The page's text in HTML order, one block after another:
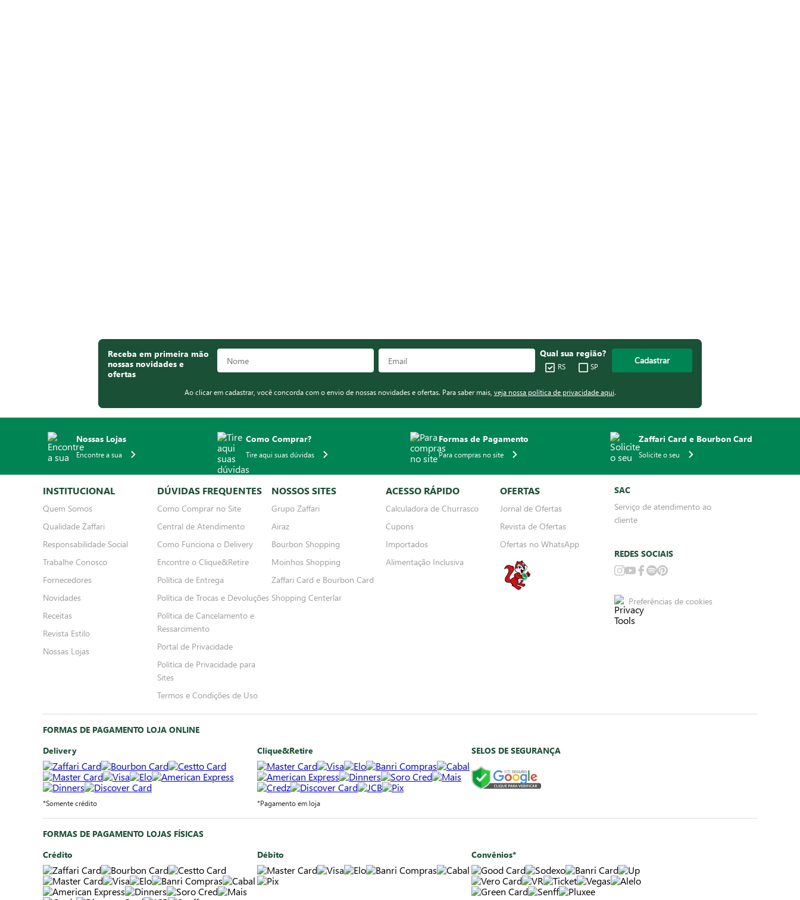
Receba em primeira mão
nossas novidades e
ofertas
Qual sua região?
RS SP
Cadastrar
Ao clicar em cadastrar, você concorda com o envio de nossas novidades e ofertas. Para saber mais, veja nossa política de privacidade aqui.
Nossas Lojas
Encontre a sua
Como Comprar?
Tire aqui suas dúvidas
Formas de Pagamento
Para compras no site
Zaffari Card e Bourbon Card
Solicite o seu
INSTITUCIONAL
Quem Somos
Qualidade Zaffari
Responsabilidade Social
Trabalhe Conosco
Fornecedores
Novidades
Receitas
Revista Estilo
Nossas Lojas
DÚVIDAS FREQUENTES
Como Comprar no Site
Central de Atendimento
Como Funciona o Delivery
Encontre o Clique&Retire
Política de Entrega
Política de Trocas e Devoluções
Política de Cancelamento e
Ressarcimento
Portal de Privacidade
Política de Privacidade para
Sites
Termos e Condições de Uso
NOSSOS SITES
Grupo Zaffari
Airaz
Bourbon Shopping
Moinhos Shopping
Zaffari Card e Bourbon Card
Shopping Centerlar
ACESSO RÁPIDO
Calculadora de Churrasco
Cupons
Importados
Alimentação Inclusiva
OFERTAS
Jornal de Ofertas
Revista de Ofertas
Ofertas no WhatsApp
SAC
Serviço de atendimento ao
cliente
REDES SOCIAIS
Preferências de cookies
FORMAS DE PAGAMENTO LOJA ONLINE
Delivery
*Somente crédito
Clique&Retire
*Pagamento em loja
SELOS DE SEGURANÇA
FORMAS DE PAGAMENTO LOJAS FÍSICAS
Crédito
Débito Convênios*